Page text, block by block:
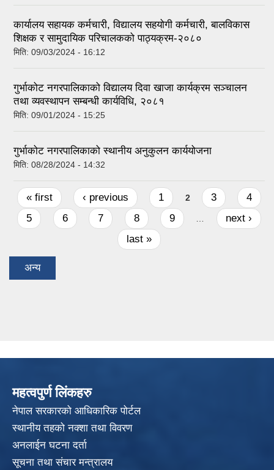
कार्यालय सहायक कर्मचारी, विद्यालय सहयोगी कर्मचारी, बालविकास
शिक्षक र सामुदायिक परिचालकको पाठ्यक्रम-२०८०
मिति: 09/03/2024 - 16:12
गुर्भाकोट नगरपालिकाको विद्यालय दिवा खाजा कार्यक्रम सञ्चालन
तथा व्यवस्थापन सम्बन्धी कार्यविधि, २०८१
मिति: 09/01/2024 - 15:25
गुर्भाकोट नगरपालिकाको स्थानीय अनुकुलन कार्ययोजना
मिति: 08/28/2024 - 14:32
Pages
« first ‹ previous 1 2 3
4
5
6 7 8 9
next ›
last »
अन्य
महत्वपुर्ण लिंकहरु
नेपाल सरकारको आधिकारिक पोर्टल
स्थानीय तहको नक्शा तथा विवरण
अनलाईन घटना दर्ता
सूचना तथा संचार मन्त्रालय